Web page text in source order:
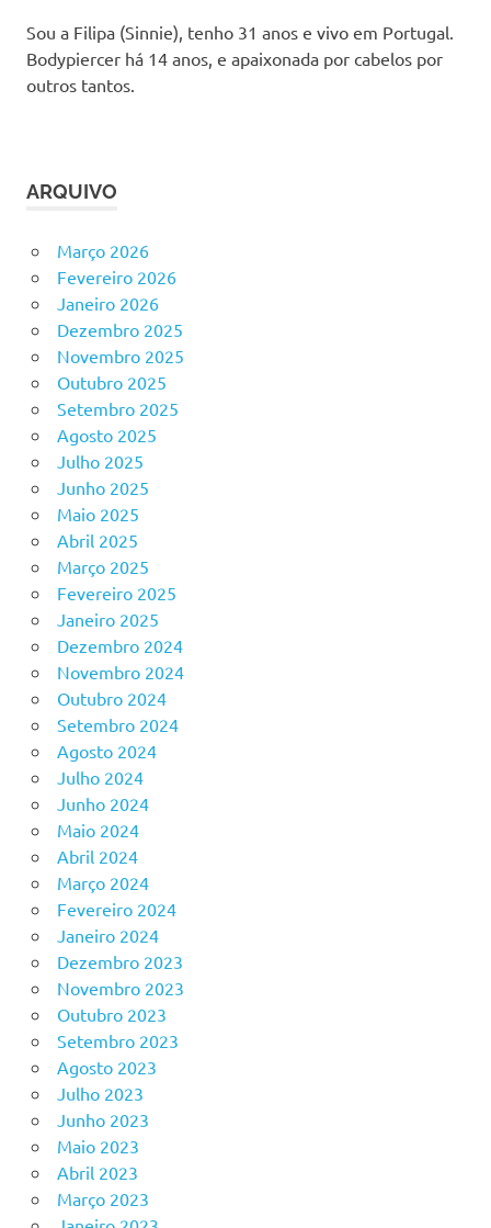
Sou a Filipa (Sinnie), tenho 31 anos e vivo em Portugal.
Bodypiercer há 14 anos, e apaixonada por cabelos por
outros tantos.
ARQUIVO
Março 2026
Fevereiro 2026
Janeiro 2026
Dezembro 2025
Novembro 2025
Outubro 2025
Setembro 2025
Agosto 2025
Julho 2025
Junho 2025
Maio 2025
Abril 2025
Março 2025
Fevereiro 2025
Janeiro 2025
Dezembro 2024
Novembro 2024
Outubro 2024
Setembro 2024
Agosto 2024
Julho 2024
Junho 2024
Maio 2024
Abril 2024
Março 2024
Fevereiro 2024
Janeiro 2024
Dezembro 2023
Novembro 2023
Outubro 2023
Setembro 2023
Agosto 2023
Julho 2023
Junho 2023
Maio 2023
Abril 2023
Março 2023